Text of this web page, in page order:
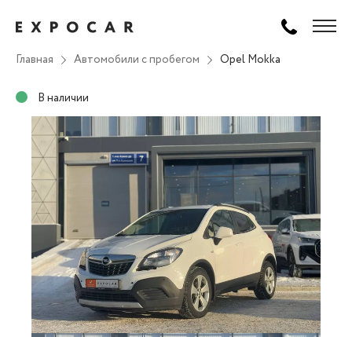
Главная Автомобили с пробегом Opel Mokka
В наличии